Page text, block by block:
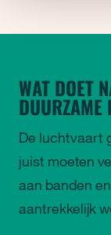
WAT DOET
DUURZAME
De luchtvaart
juist moeten
aan banden
aantrekkelijk